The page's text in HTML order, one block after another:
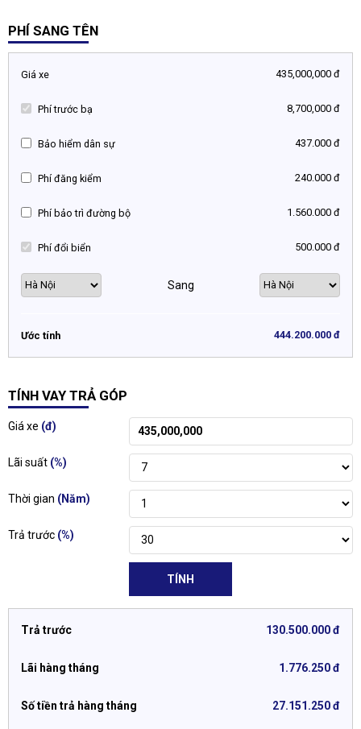
PHÍ SANG TÊN
Giá xe 435,000,000 đ
Phí trước bạ 8,700,000 đ
Bảo hiểm dân sự 437.000 đ
Phí đăng kiểm 240.000 đ
Phí bảo trì đường bộ 1.560.000 đ
Phí đổi biển 500.000 đ
Sang
Ước tính 444.200.000 đ
TÍNH VAY TRẢ GÓP
Giá xe (đ)
Lãi suất (%)
Thời gian (Năm)
Trả trước (%)
TÍNH
Trả trước 130.500.000 đ
Lãi hàng tháng 1.776.250 đ
Số tiền trả hàng tháng 27.151.250 đ